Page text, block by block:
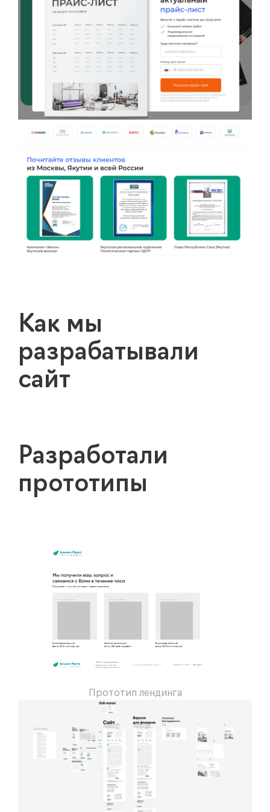
Как мы
разрабатывали
сайт
Разработали
прототипы
Прототип лендинга